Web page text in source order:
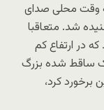
دقیقه شب به وقت محلی صدای
شد. متعاقبا
در ارتفاع کم
ساقط شده بزرگ
برخورد کرد،